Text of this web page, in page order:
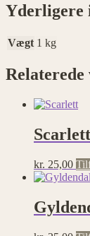
Yderligere
Vægt 1 kg
Scarlett
kr. 25,00